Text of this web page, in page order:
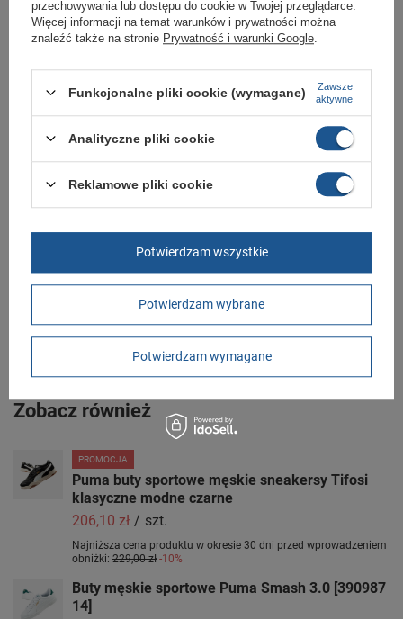
Zapięcie sznurowane
Kolor czarny
Długość towaru w
centymetrach
Więcej
30
Szerokość towaru w
centymetrach
Więcej
20
Wysokość towaru w
12
Czas na reklamację z tytułu rękojmi
rękojmia wyłączona dla przedsiębiorców
Adres do reklamacji
Butomania.pl
Kościuszki 27b
85-079 Bydgoszcz
Polska
Zobacz również
PROMOCJA
Puma buty sportowe męskie sneakersy Tifosi
klasyczne modne czarne
206,10 zł / szt.
Najniższa cena produktu w okresie 30 dni przed wprowadzeniem
obniżki: 229,00 zł -10%
Buty męskie sportowe Puma Smash 3.0 [390987
14]
przechowywania lub dostępu do cookie w Twojej przeglądarce.
Więcej informacji na temat warunków i prywatności można
znaleźć także na stronie Prywatność i warunki Google
Funkcjonalne pliki cookie (wymagane)
Zawsze
aktywne
Analityczne pliki cookie
Reklamowe pliki cookie
Potwierdzam wybrane
Potwierdzam wymagane
Potwierdzam wszystkie